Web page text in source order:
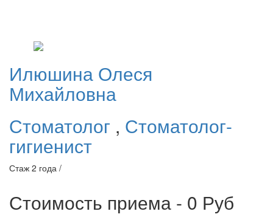
Илюшина Олеся
Михайловна
Стоматолог , Стоматолог-
гигиенист
Стаж 2 года /
Стоимость приема - 0 Руб